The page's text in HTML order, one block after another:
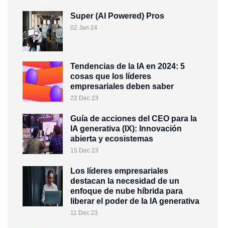
Super (AI Powered) Pros
02 Jan 24
Tendencias de la IA en 2024: 5
cosas que los líderes
empresariales deben saber
22 Dec 23
Guía de acciones del CEO para la
IA generativa (IX): Innovación
abierta y ecosistemas
15 Dec 23
Los líderes empresariales
destacan la necesidad de un
enfoque de nube híbrida para
liberar el poder de la IA generativa
11 Dec 23